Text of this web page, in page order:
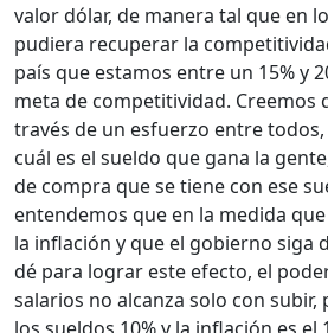
valor dólar, de manera tal que en
pudiera recuperar la
país que estamos entre un 15% y
meta de competitividad. Creemos
través de un esfuerzo entre
cuál es el sueldo que gana la
de compra que se tiene con ese
entendemos que en la medida
la inflación y que el gobierno siga
dé para lograr este efecto, el
salarios no alcanza solo con